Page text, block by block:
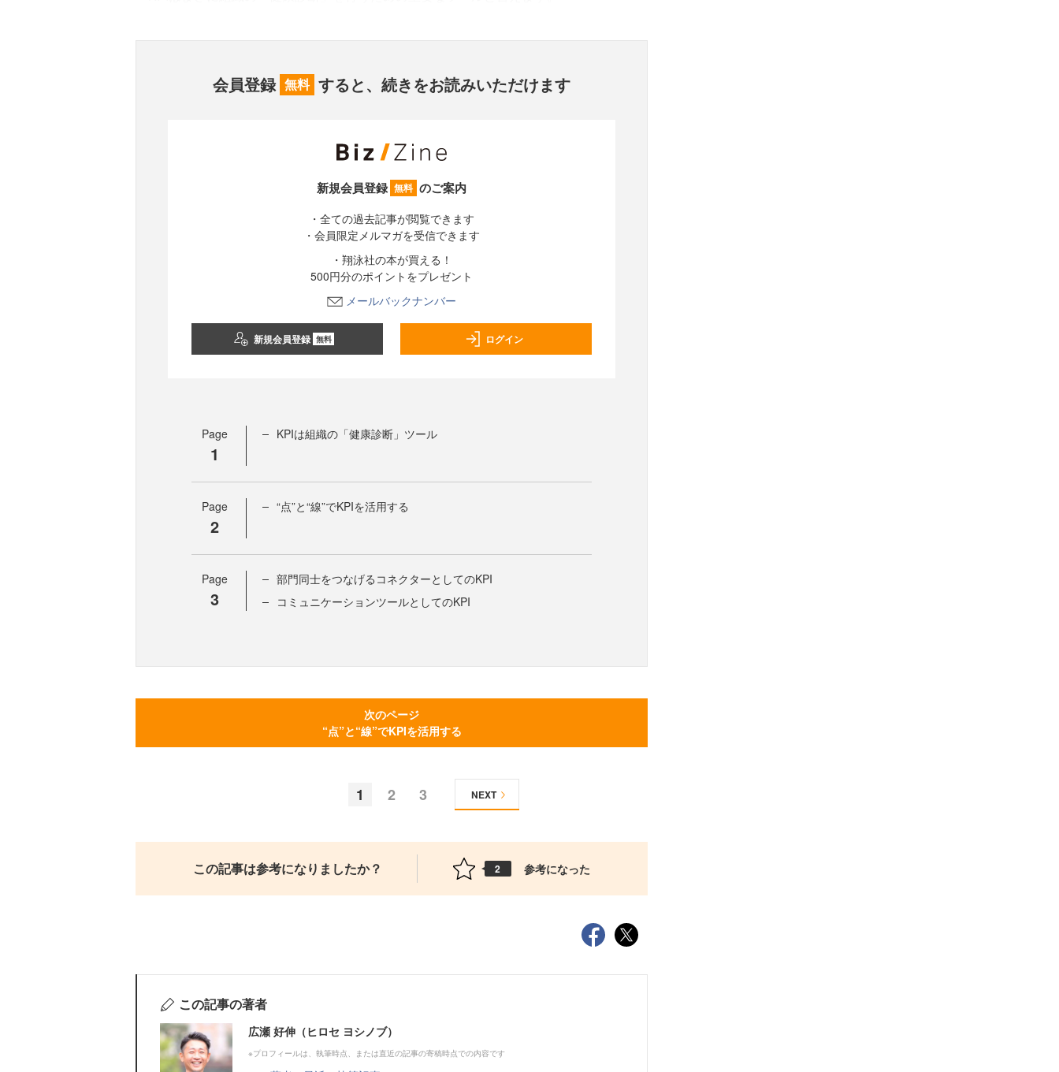
会員登録 無料 すると、続きをお読みいただけます
新規会員登録 無料 のご案内
・全ての過去記事が閲覧できます
・会員限定メルマガを受信できます
・翔泳社の本が買える！
500円分のポイントをプレゼント
メールバックナンバー
新規会員登録 無料 ログイン
Page
1
KPIは組織の「健康診断」ツール
Page
2
“点”と“線”でKPIを活用する
Page
3
部門同士をつなげるコネクターとしてのKPI
コミュニケーションツールとしてのKPI
次のページ
“点”と“線”でKPIを活用する
1 2 3 NEXT
この記事は参考になりましたか？ 2 参考になった
この記事の著者
広瀬 好伸（ヒロセ ヨシノブ）
※プロフィールは、執筆時点、または直近の記事の寄稿時点での内容です